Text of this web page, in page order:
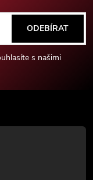
s našimi
ODEBÍRAT